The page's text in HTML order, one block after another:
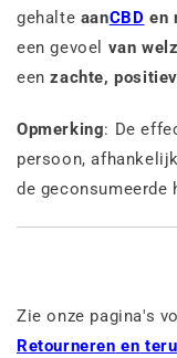
gehalte aanCBD en
een gevoel van
eenzachte,
Opmerking: De
persoon,
de geconsumeerde
Zie onze pagina's
Retourneren en